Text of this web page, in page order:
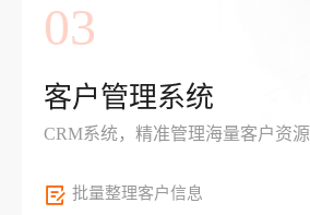
03
客户管理系统
CRM系统，精准管理海量客户资源
批量整理客户信息